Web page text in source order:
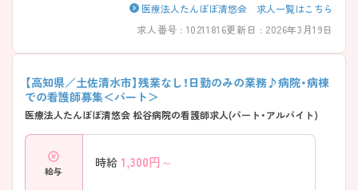
医療法人たんぽぽ清悠会 求人一覧はこちら
求人番号 : 10211816更新日 : 2026年3月19日
【高知県／土佐清水市】残業なし！日勤のみの業務♪病院・病棟
での看護師募集＜パート＞
医療法人たんぽぽ清悠会 松谷病院の看護師求人(パート・アルバイト)
給与
時給 1,300円～